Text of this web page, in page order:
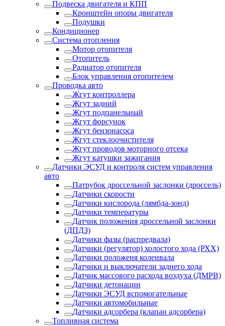
Подвеска двигателя и КПП
Кронштейн опоры двигателя
Подушки
Кондиционер
Система отопления
Мотор отопителя
Отопитель
Радиатор отопителя
Блок управления отопителем
Проводка авто
Жгут контроллера
Жгут задний
Жгут подпанельный
Жгут форсунок
Жгут бензонасоса
Жгут стеклоочистителя
Жгут проводов моторного отсека
Жгут катушки зажигания
Датчики ЭСУД и контроля систем управления
авто
Патрубок дроссельной заслонки (дроссель)
Датчики скорости
Датчики кислорода (лямбда-зонд)
Датчики температуры
Датчик положения дроссельной заслонки
(ДПДЗ)
Датчики фазы (распредвала)
Датчики (регулятор) холостого хода (РХХ)
Датчики положеня коленвала
Датчики и выключатели заднего хода
Датчик массового расхода воздуха (ДМРВ)
Датчики детонации
Датчики ЭСУД вспомогательные
Датчики автомобильные
Датчики адсорбера (клапан адсорбера)
Топливная система